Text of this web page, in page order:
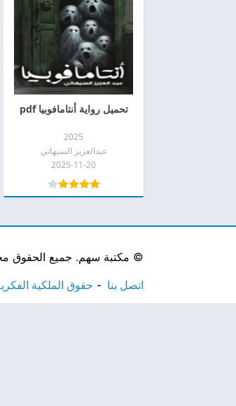
تحميل رواية أنتامافوبيا pdf
2025
عبدالعزيز السيهاتي
2025-11-20
© مكتبة سهم. جميع الحقوق
اتصل بنا حقوق الملكية